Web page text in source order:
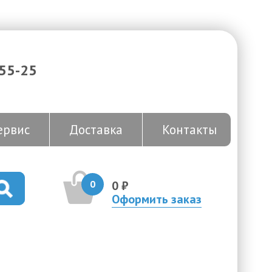
25
Доставка Контакты
0
0 ₽
Оформить заказ